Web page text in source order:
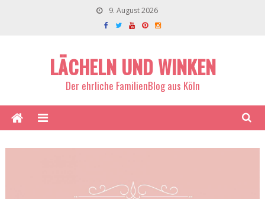
9. August 2026
LÄCHELN UND WINKEN
Der ehrliche FamilienBlog aus Köln